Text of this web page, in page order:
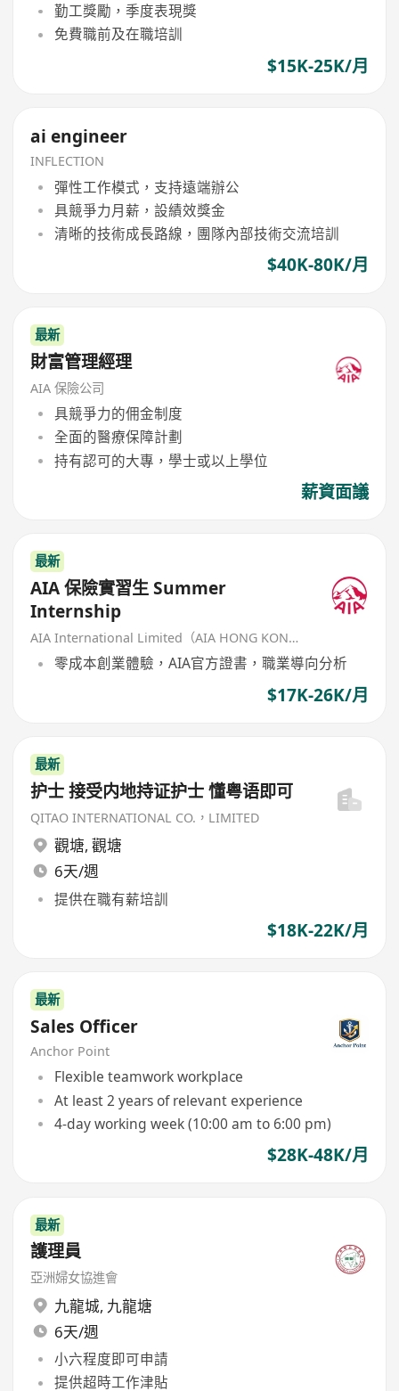
勤工獎勵，季度表現獎
免費職前及在職培訓
$15K-25K/月
ai engineer
INFLECTION
彈性工作模式，支持遠端辦公
具競爭力月薪，設績效獎金
清晰的技術成長路線，團隊內部技術交流培訓
$40K-80K/月
最新
財富管理經理
AIA 保險公司
具競爭力的佣金制度
全面的醫療保障計劃
持有認可的大專，學士或以上學位
薪資面議
最新
AIA 保險實習生 Summer
Internship
AIA International Limited（AIA HONG KONG）
零成本創業體驗，AIA官方證書，職業導向分析
$17K-26K/月
最新
护士 接受内地持证护士 懂粤语即可
QITAO INTERNATIONAL CO.，LIMITED
觀塘, 觀塘
6天/週
提供在職有薪培訓
$18K-22K/月
最新
Sales Officer
Anchor Point
Flexible teamwork workplace
At least 2 years of relevant experience
4-day working week (10:00 am to 6:00 pm)
$28K-48K/月
最新
護理員
亞洲婦女協進會
九龍城, 九龍塘
6天/週
小六程度即可申請
提供超時工作津貼